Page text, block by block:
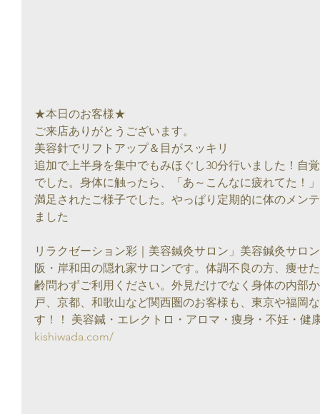
★本日のお客様★
ご来店ありがとうございます。
美容針でリフトアップ＆目がスッキリ
追加で上半身を集中でもみほぐし30分行いました！自
でした。身体に触ったら、「あ～こんなに疲れてた！
満足されたご様子でした。やっぱり定期的に体のメン
ました
リラクゼーション彩｜美容鍼灸サロン」美容鍼灸サロ
阪・岸和田の隠れ家サロンです。体調不良の方、痩せ
齢問わずご利用ください。外見だけでなく身体の内部
戸、京都、和歌山など関西圏のお客様も、東京や福岡
す！！ 美容鍼・エレクトロ・アロマ・痩身・不妊・健
kishiwada.com/